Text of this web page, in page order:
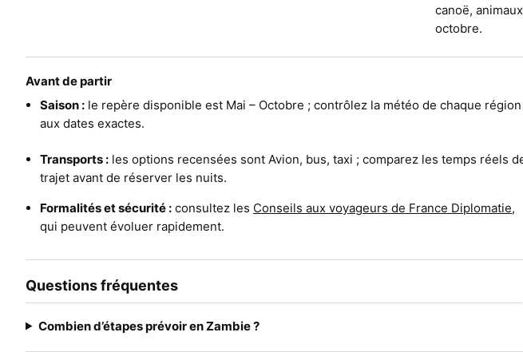
canoë,
octobre.
Avant de partir
Saison : le repère disponible est Mai – Octobre ; contrôlez la météo de chaque région
aux dates exactes.
Transports : les options recensées sont Avion, bus, taxi ; comparez les temps réels
trajet avant de réserver les nuits.
Formalités et sécurité : consultez les Conseils aux voyageurs de France Diplomatie,
qui peuvent évoluer rapidement.
Questions fréquentes
Combien d’étapes prévoir en Zambie ?